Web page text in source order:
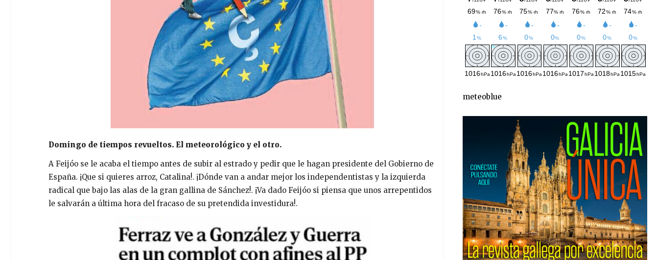
Domingo de tiempos revueltos. El meteorológico y el otro.
A Feijóo se le acaba el tiempo antes de subir al estrado y pedir que le hagan presidente del Gobierno de
España. ¡Que si quieres arroz, Catalina!. ¡Dónde van a andar mejor los independentistas y la izquierda
radical que bajo las alas de la gran gallina de Sánchez!. ¡Va dado Feijóo si piensa que unos arrepentidos
le salvarán a última hora del fracaso de su pretendida investidura!.
meteoblue